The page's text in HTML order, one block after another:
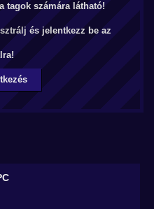
tagok számára látható!
és jelentkezz be az